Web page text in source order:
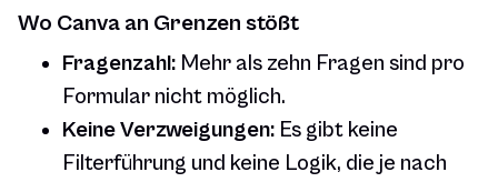
Wo Canva an Grenzen stößt
Fragenzahl: Mehr als zehn Fragen sind pro
Formular nicht möglich.
Keine Verzweigungen: Es gibt keine
Filterführung und keine Logik, die je nach